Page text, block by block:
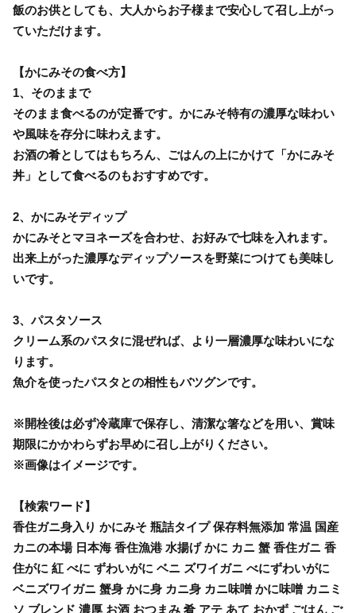
飯のお供としても、大人からお子様まで安心して召し上がっ
ていただけます。
【かにみその食べ方】
1、そのままで
そのまま食べるのが定番です。かにみそ特有の濃厚な味わい
や風味を存分に味わえます。
お酒の肴としてはもちろん、ごはんの上にかけて「かにみそ
丼」として食べるのもおすすめです。
2、かにみそディップ
かにみそとマヨネーズを合わせ、お好みで七味を入れます。
出来上がった濃厚なディップソースを野菜につけても美味し
いです。
3、パスタソース
クリーム系のパスタに混ぜれば、より一層濃厚な味わいにな
ります。
魚介を使ったパスタとの相性もバツグンです。
※開栓後は必ず冷蔵庫で保存し、清潔な箸などを用い、賞味
期限にかかわらずお早めに召し上がりください。
※画像はイメージです。
【検索ワード】
香住ガニ身入り かにみそ 瓶詰タイプ 保存料無添加 常温 国産
カニの本場 日本海 香住漁港 水揚げ かに カニ 蟹 香住ガニ 香
住がに 紅 べに ずわいがに ベニ ズワイガニ べにずわいがに
ベニズワイガニ 蟹身 かに身 カニ身 カニ味噌 かに味噌 カニミ
ソ ブレンド 濃厚 お酒 おつまみ 肴 アテ あて おかず ごはん ご